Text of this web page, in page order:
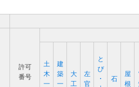
許可
番号
土
木
一
建
築
一
大
工
左
官
と
び
･
石
屋
根